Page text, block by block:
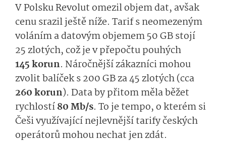
V Polsku Revolut omezil objem dat, avšak
cenu srazil ještě níže. Tarif s neomezeným
voláním a datovým objemem 50 GB stojí
25 zlotých, což je v přepočtu pouhých
145 korun. Náročnější zákazníci mohou
zvolit balíček s 200 GB za 45 zlotých (cca
260 korun). Data by přitom měla běžet
rychlostí80 Mb/s. To je tempo, o kterém si
Češi využívající nejlevnější tarify českých
operátorů mohou nechat jen zdát.